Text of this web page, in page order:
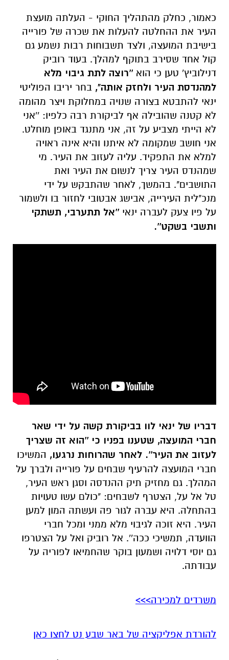
כאמור, כחלק מהתהליך החוקי - העלתה מועצת
העיר את ההחלטה להעלות את שכרה של פורייה
בישיבת המועצה, ולצד תשבוחות רבות נשמע גם
קול אחד שסירב בתוקף למהלך. בעוד רוביק
דנילוביץ' טען כי הוא ''רוצה לתת גיבוי מלא
למהנדסת העיר ולחזק אותה", בחר יריבו הפוליטי
ינאי להתבטא בצורה שנויה במחלוקת ויצר מהומה
לא קטנה שהובילה אף לביקורת רבה כלפיו: ''אני
לא הייתי מצביע על זה, אני מתנגד באופן מוחלט.
אני חושב שמקומה לא איתנו והיא אינה ראויה
למלא את התפקיד. עליה לעזוב את העיר. מי
שמהנדס העיר צריך לנשום את העיר ואת
התושבים". בהמשך, לאחר שהתבקש על ידי
מנכ"לית העירייה, אבישג אבטובי לחזור בו ולשמור
על פיו צעק לעברה ינאי ''אל תתערבי, תשתקי
ותשבי בשקט''.
דבריו של ינאי לוו בביקורת קשה על ידי שאר
חברי המועצה, שטענו בפניו כי ''הוא זה שצריך
לעזוב את העיר''. לאחר שהרוחות נרגעו, המשיכו
חברי המועצה להרעיף שבחים על פורייה ולברך על
המהלך. גם מחזיק תיק ההנדסה וסגן ראש העיר,
טל אל על, הצטרף לשבחים: "כולם עשו טעויות
בהתחלה. היא עברה לגור פה ועשתה המון למען
העיר. היא זוכה לגיבוי מלא ממני ומכל חברי
הוועדה, תמשיכי ככה''. אל רוביק ואל על הצטרפו
גם יוסי דלויה ושמעון בוקר שהחמיאו לפוריה על
עבודתה.
משרדים למכירה>>>
להורדת אפליקציה של באר שבע נט לחצו כאן